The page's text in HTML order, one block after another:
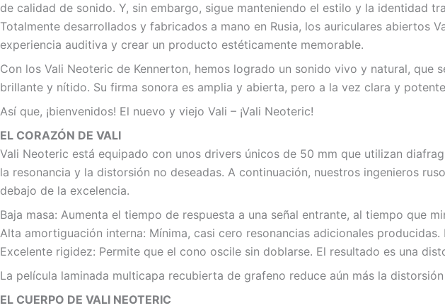
de calidad de sonido. Y, sin embargo, sigue manteniendo el estilo y la identidad
Totalmente desarrollados y fabricados a mano en Rusia, los auriculares abiertos
experiencia auditiva y crear un producto estéticamente memorable.
Con los Vali Neoteric de Kennerton, hemos logrado un sonido vivo y natural,
brillante y nítido. Su firma sonora es amplia y abierta, pero a la vez clara y
Así que, ¡bienvenidos! El nuevo y viejo Vali – ¡Vali Neoteric!
EL CORAZÓN DE VALI
Vali Neoteric está equipado con unos drivers únicos de 50 mm que utilizan
la resonancia y la distorsión no deseadas. A continuación, nuestros ingenieros
debajo de la excelencia.
Baja masa: Aumenta el tiempo de respuesta a una señal entrante, al tiempo que
Alta amortiguación interna: Mínima, casi cero resonancias adicionales
Excelente rigidez: Permite que el cono oscile sin doblarse. El resultado es una
La película laminada multicapa recubierta de grafeno reduce aún más la
EL CUERPO DE VALI NEOTERIC